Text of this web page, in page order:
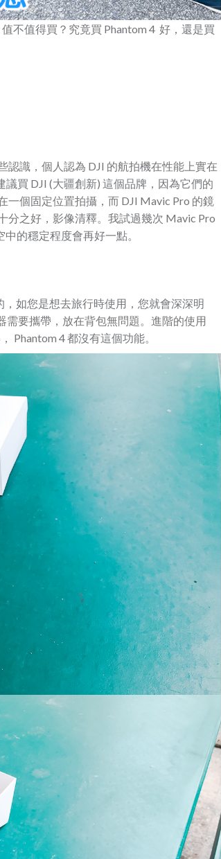
不值得買？究竟買 Phantom 4 好，還是買
識，個人認為 DJI 的航拍機在性能上實在
買 DJI (大疆創新) 這個品牌，因為它們的
個固定位置拍攝，而 DJI Mavic Pro 的鏡
分之好，影像清釋。我試過幾次 Mavic Pro
的穩定程度會再好一點。
如您是想去旅行時使用，您就會深深明
需要攜帶，放在背包無問題。進階的使用
Phantom 4 都沒有這個功能。